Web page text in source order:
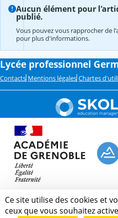
Aucun élément pour
publié.
Vous pouvez vous rapprocher de
pour plus d'informations.
Lycée professionnel
Contacts Mentions légales Chartes
Ce site utilise des cookies et
ceux que vous souhaitez